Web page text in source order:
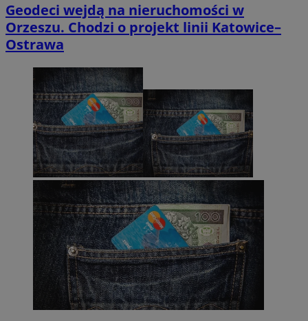
Geodeci wejdą na nieruchomości w
Orzeszu. Chodzi o projekt linii Katowice–
Ostrawa